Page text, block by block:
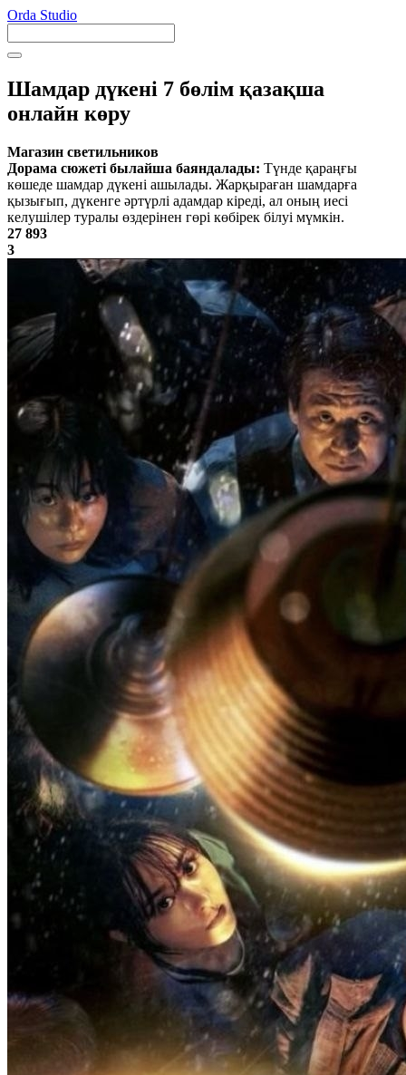
Orda Studio
Шамдар дүкені 7 бөлім қазақша
онлайн көру
Магазин светильников
Дорама сюжеті былайша баяндалады: Түнде қараңғы
көшеде шамдар дүкені ашылады. Жарқыраған шамдарға
қызығып, дүкенге әртүрлі адамдар кіреді, ал оның иесі
келушілер туралы өздерінен гөрі көбірек білуі мүмкін.
27 893
3